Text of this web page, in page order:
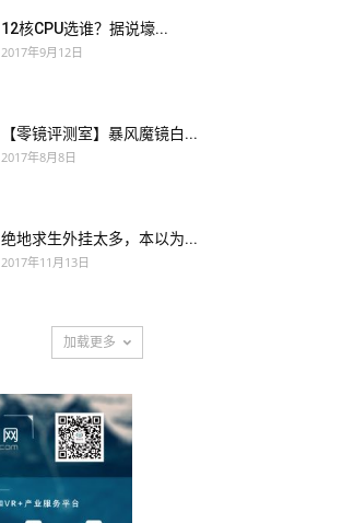
12核CPU选谁？据说壕...
2017年9月12日
【零镜评测室】暴风魔镜白...
2017年8月8日
绝地求生外挂太多，本以为...
2017年11月13日
加载更多